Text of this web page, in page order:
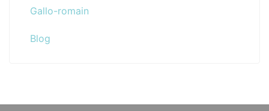
Gallo-romain
Blog